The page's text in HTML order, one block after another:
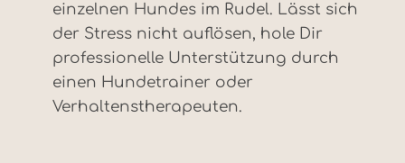
einzelnen Hundes im Rudel. Lässt sich
der Stress nicht auflösen, hole Dir
professionelle Unterstützung durch
einen Hundetrainer oder
Verhaltenstherapeuten.